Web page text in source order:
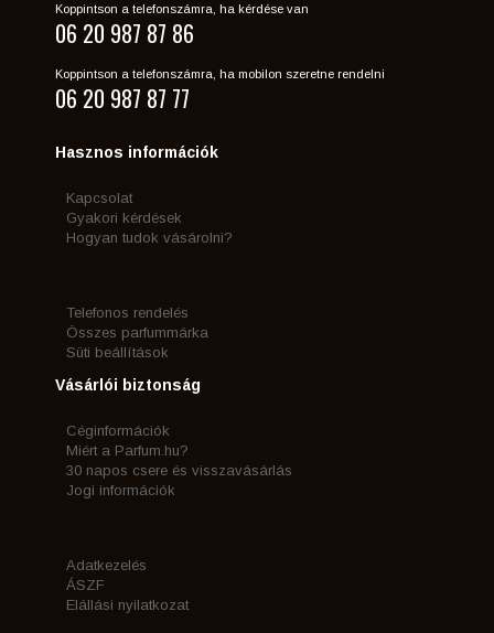
Koppintson a telefonszámra, ha kérdése van
06 20 987 87 86
Koppintson a telefonszámra, ha mobilon szeretne rendelni
06 20 987 87 77
Hasznos információk
Kapcsolat
Gyakori kérdések
Hogyan tudok vásárolni?
Telefonos rendelés
Összes parfummárka
Süti beállítások
Vásárlói biztonság
Céginformációk
Miért a Parfum.hu?
30 napos csere és visszavásárlás
Jogi információk
Adatkezelés
ÁSZF
Elállási nyilatkozat